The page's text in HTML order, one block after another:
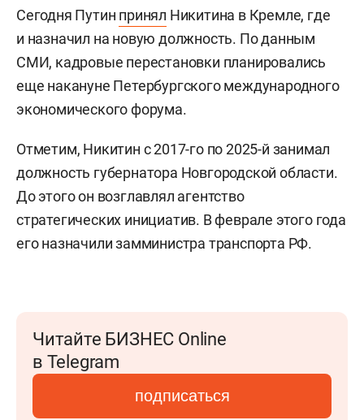
Сегодня Путин принял Никитина в Кремле, где
и назначил на новую должность. По данным
СМИ, кадровые перестановки планировались
еще накануне Петербургского международного
экономического форума.
Отметим, Никитин с 2017-го по 2025-й занимал
должность губернатора Новгородской области.
До этого он возглавлял агентство
стратегических инициатив. В феврале этого года
его назначили замминистра транспорта РФ.
Читайте БИЗНЕС Online
в Telegram
подписаться